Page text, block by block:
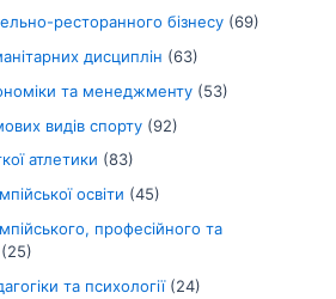
ресторанного бізнесу (69)
дисциплін (63)
та менеджменту (53)
видів спорту (92)
атлетики (83)
освіти (45)
професійного та
(25)
та психології(24)